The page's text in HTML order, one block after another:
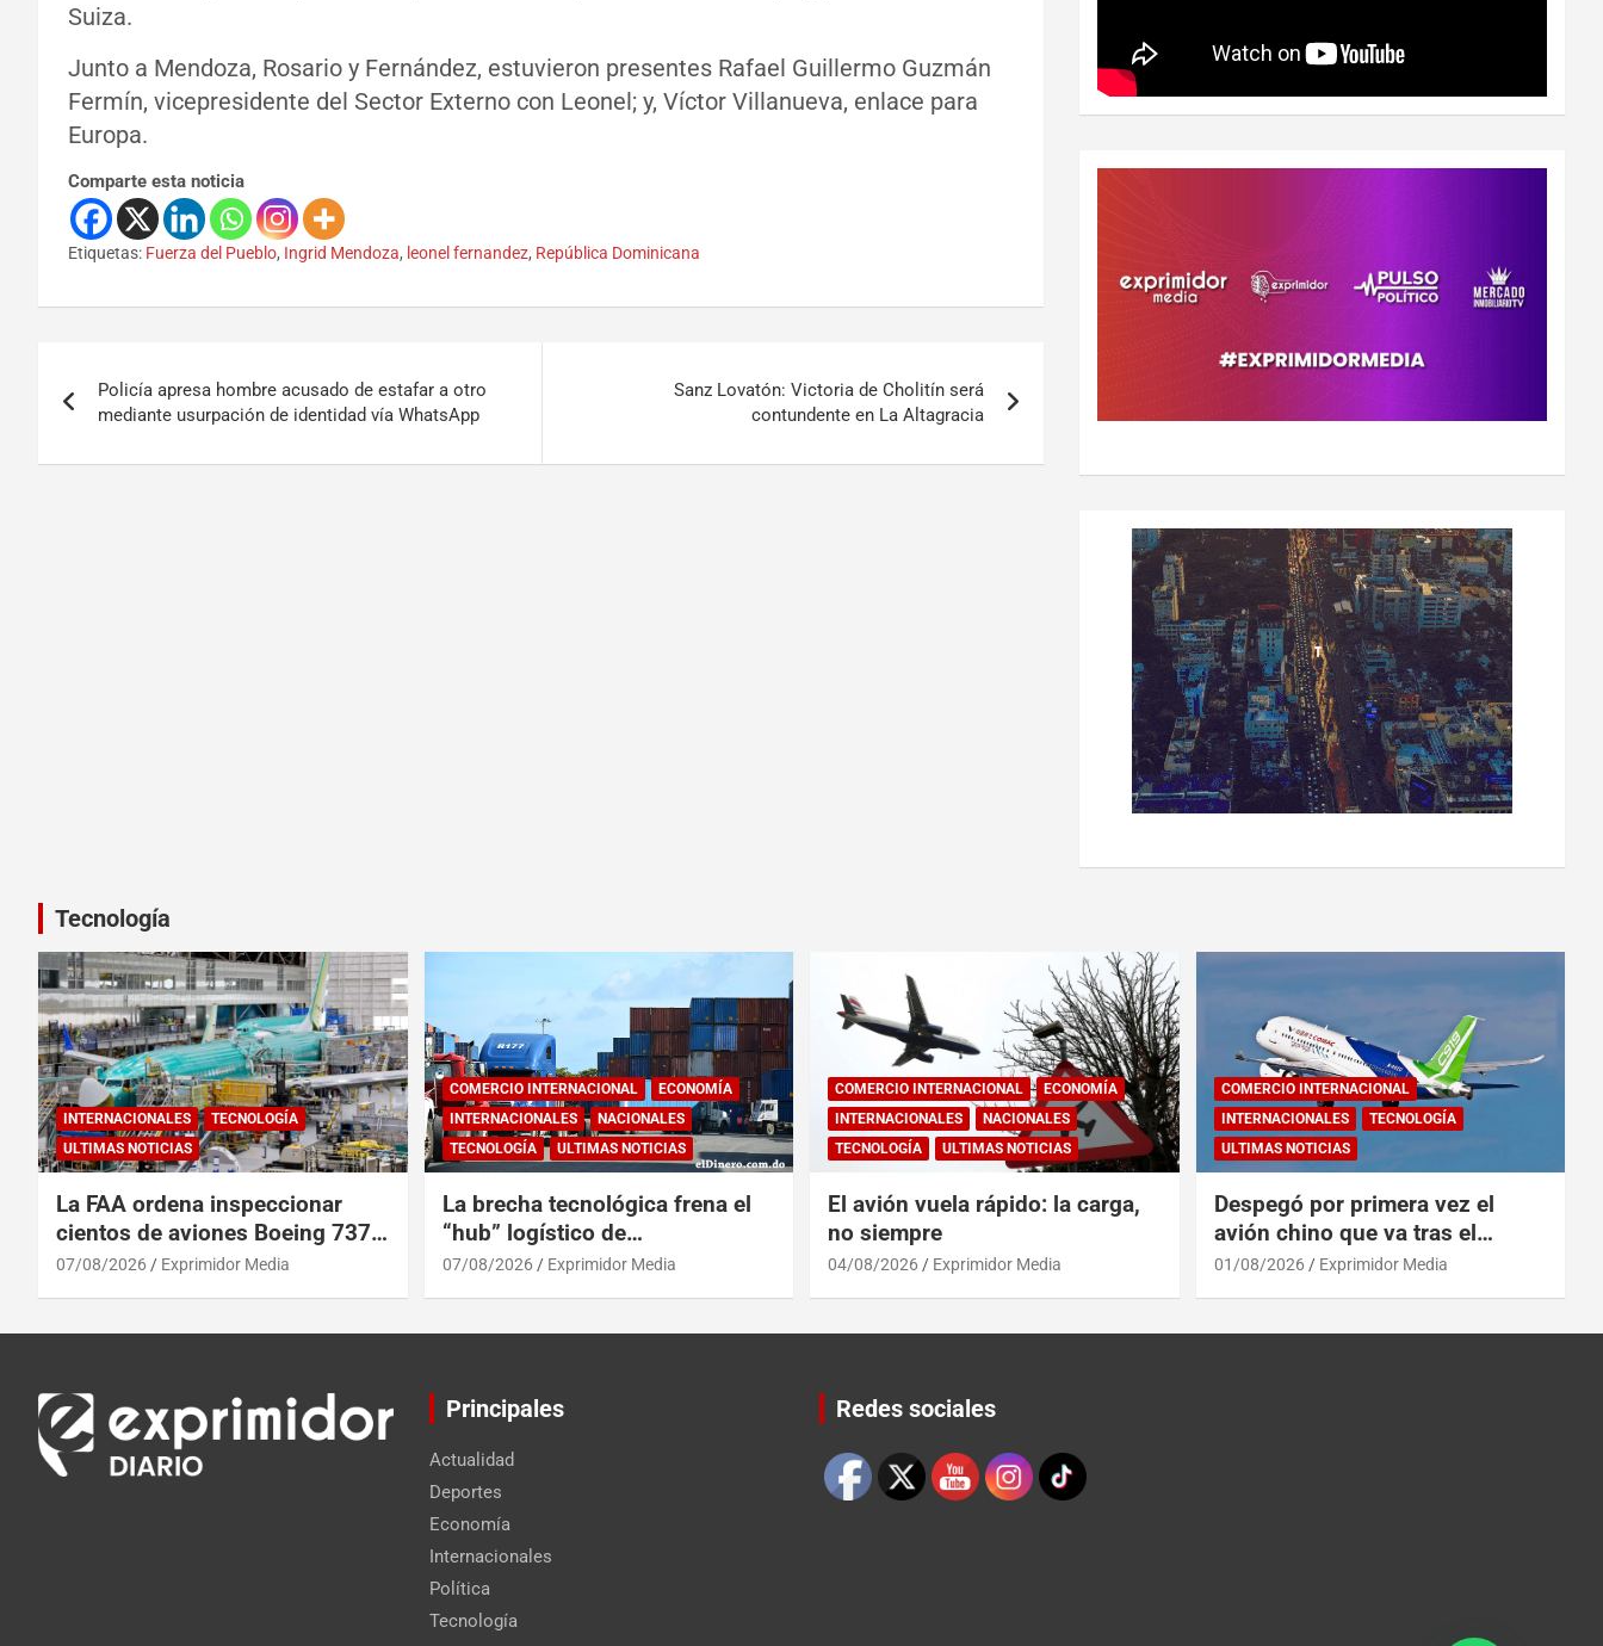
Suiza.
Junto a Mendoza, Rosario y Fernández, estuvieron presentes Rafael Guillermo Guzmán
Fermín, vicepresidente del Sector Externo con Leonel; y, Víctor Villanueva, enlace para
Europa.
Comparte esta noticia
Etiquetas: Fuerza del Pueblo, Ingrid Mendoza, leonel fernandez, República Dominicana
Policía apresa hombre acusado de estafar a otro
mediante usurpación de identidad vía WhatsApp
Sanz Lovatón: Victoria de Cholitín será
contundente en La Altagracia
Tecnología
INTERNACIONALES
TECNOLOGÍA
ULTIMAS NOTICIAS
La FAA ordena inspeccionar
cientos de aviones Boeing 737
Max por posibles grietas
07/08/2026 Exprimidor Media
COMERCIO INTERNACIONAL
ECONOMÍA
INTERNACIONALES
NACIONALES
TECNOLOGÍA
ULTIMAS NOTICIAS
La brecha tecnológica frena el
“hub” logístico de
Centroamérica y RD
07/08/2026 Exprimidor Media
COMERCIO INTERNACIONAL
ECONOMÍA
INTERNACIONALES
NACIONALES
TECNOLOGÍA
ULTIMAS NOTICIAS
El avión vuela rápido: la carga,
no siempre
04/08/2026 Exprimidor Media
COMERCIO INTERNACIONAL
INTERNACIONALES
TECNOLOGÍA
ULTIMAS NOTICIAS
Despegó por primera vez el
avión chino que va tras el
reinado del A319 en el Tíbet
01/08/2026 Exprimidor Media
Principales
Actualidad
Deportes
Economía
Internacionales
Política
Tecnología
Redes sociales
Set Youtube Channel ID